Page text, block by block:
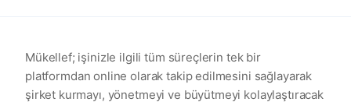
Mükellef; işinizle ilgili tüm süreçlerin tek bir
platformdan online olarak takip edilmesini sağlayarak
şirket kurmayı, yönetmeyi ve büyütmeyi kolaylaştıracak